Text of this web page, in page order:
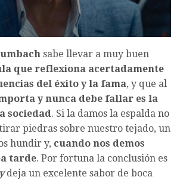
sabe llevar a muy buen
que reflexiona acertadamente
del éxito y la fama, y que al
y nunca debe fallar es la
sociedad. Si la damos la espalda no
piedras sobre nuestro tejado, un
hundir y, cuando nos demos
tarde. Por fortuna la conclusión es
deja un excelente sabor de boca